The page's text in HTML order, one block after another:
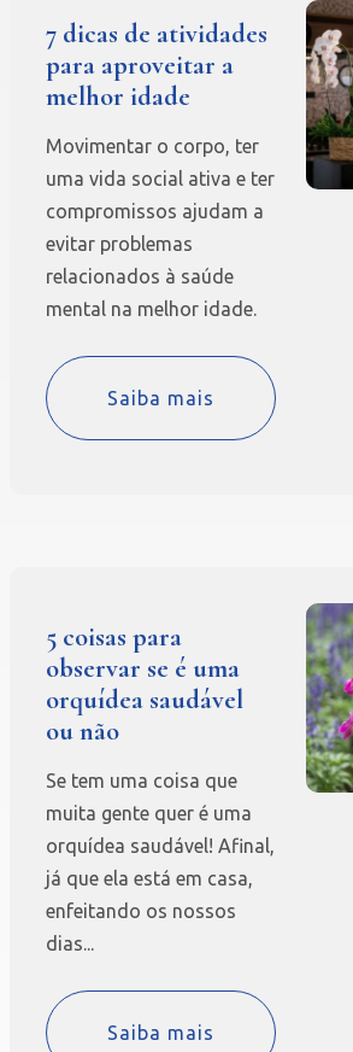
7 dicas de atividades
para aproveitar a
melhor idade
Movimentar o corpo, ter
uma vida social ativa e ter
compromissos ajudam a
evitar problemas
relacionados à saúde
mental na melhor idade.
Saiba mais
5 coisas para
observar se é uma
orquídea saudável
ou não
Se tem uma coisa que
muita gente quer é uma
orquídea saudável! Afinal,
já que ela está em casa,
enfeitando os nossos
dias...
Saiba mais